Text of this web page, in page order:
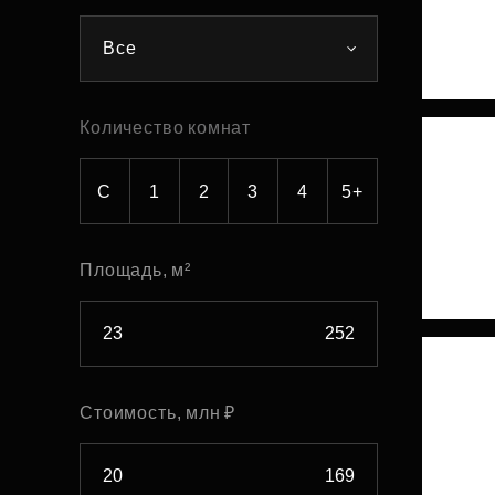
Все
Количество комнат
С 1 2 3 4 5+
Площадь, м²
Стоимость, млн ₽